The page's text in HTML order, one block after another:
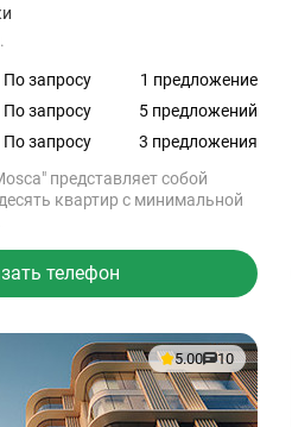
По запросу
1 предложение
По запросу
5 предложений
По запросу
3 предложения
представляет собой
квартир с минимальной
телефон
5.00 10